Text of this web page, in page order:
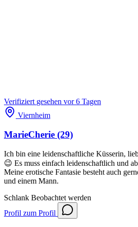
Verifiziert gesehen vor 6 Tagen
Viernheim
MarieCherie (29)
Ich bin eine leidenschaftliche Küsserin,
😉 Es muss einfach leidenschaftlich und
Meine erotische Fantasie besteht auch
und einem Mann.
Schlank Beobachtet werden
Profil zum Profil